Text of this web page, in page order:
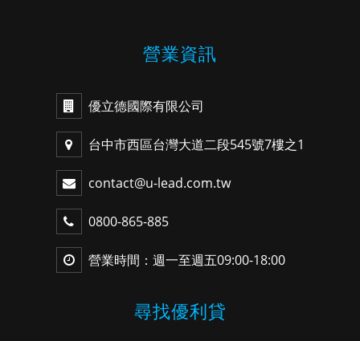
營業資訊
優立德國際有限公司
台中市西區台灣大道二段545號7樓之1
contact@u-lead.com.tw
0800-865-885
營業時間：週一至週五09:00-18:00
尋找優利貸